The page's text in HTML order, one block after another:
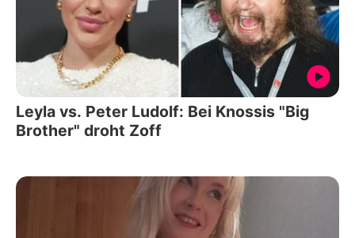
Leyla vs. Peter Ludolf: Bei Knossis "Big
Brother" droht Zoff